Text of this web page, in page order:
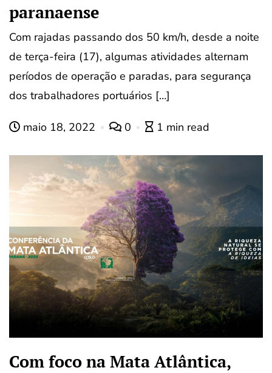
paranaense
Com rajadas passando dos 50 km/h, desde a noite
de terça-feira (17), algumas atividades alternam
períodos de operação e paradas, para segurança
dos trabalhadores portuários […]
maio 18, 2022 0 1 min read
Com foco na Mata Atlântica,